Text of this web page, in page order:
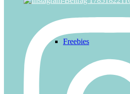
Freebies